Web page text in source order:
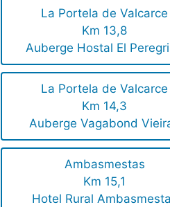
La Portela de Valcarce
Km 13,8
Auberge Hostal El
La Portela de Valcarce
Km 14,3
Auberge Vagabond
Ambasmestas
Km 15,1
Hotel Rural